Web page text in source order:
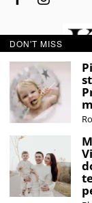
Sva prava
IZAŠAO JE NOVI
DON'T MISS